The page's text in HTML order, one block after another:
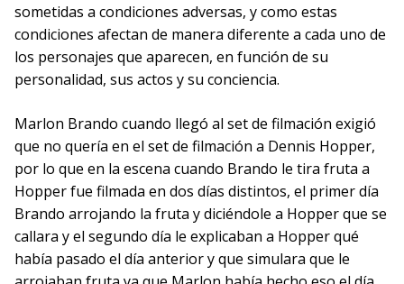
sometidas a condiciones adversas, y como estas
condiciones afectan de manera diferente a cada uno de
los personajes que aparecen, en función de su
personalidad, sus actos y su conciencia.
Marlon Brando cuando llegó al set de filmación exigió
que no quería en el set de filmación a Dennis Hopper,
por lo que en la escena cuando Brando le tira fruta a
Hopper fue filmada en dos días distintos, el primer día
Brando arrojando la fruta y diciéndole a Hopper que se
callara y el segundo día le explicaban a Hopper qué
había pasado el día anterior y que simulara que le